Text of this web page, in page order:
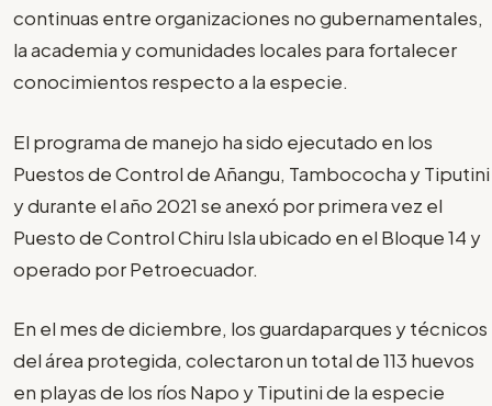
continuas entre organizaciones no gubernamentales,
la academia y comunidades locales para fortalecer
conocimientos respecto a la especie.
El programa de manejo ha sido ejecutado en los
Puestos de Control de Añangu, Tambococha y Tiputini
y durante el año 2021 se anexó por primera vez el
Puesto de Control Chiru Isla ubicado en el Bloque 14 y
operado por Petroecuador.
En el mes de diciembre, los guardaparques y técnicos
del área protegida, colectaron un total de 113 huevos
en playas de los ríos Napo y Tiputini de la especie